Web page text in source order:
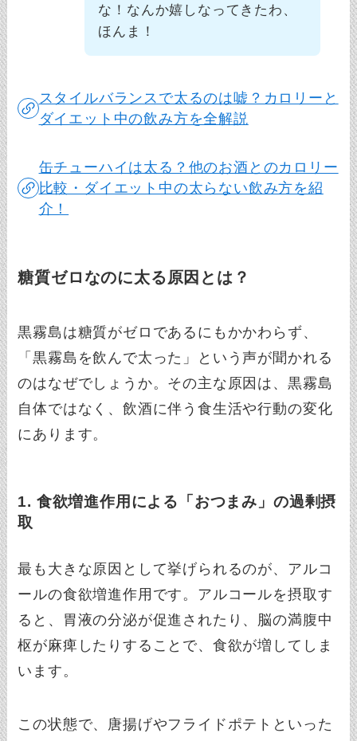
な！なんか嬉しなってきたわ、
ほんま！
スタイルバランスで太るのは嘘？カロリーと
ダイエット中の飲み方を全解説
缶チューハイは太る？他のお酒とのカロリー
比較・ダイエット中の太らない飲み方を紹
介！
糖質ゼロなのに太る原因とは？
黒霧島は糖質がゼロであるにもかかわらず、
「黒霧島を飲んで太った」という声が聞かれる
のはなぜでしょうか。その主な原因は、黒霧島
自体ではなく、飲酒に伴う食生活や行動の変化
にあります。
1. 食欲増進作用による「おつまみ」の過剰摂
取
最も大きな原因として挙げられるのが、アルコ
ールの食欲増進作用です。アルコールを摂取す
ると、胃液の分泌が促進されたり、脳の満腹中
枢が麻痺したりすることで、食欲が増してしま
います。
この状態で、唐揚げやフライドポテトといった